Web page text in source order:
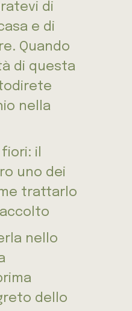
di
e di
Quando
di questa
nella
il
uno dei
trattarlo
nello
dello